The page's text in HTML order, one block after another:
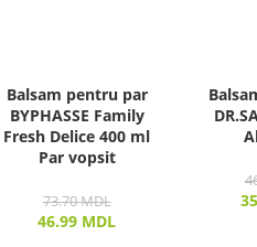
Balsam pentru par
BYPHASSE Family
Fresh Delice 400 ml
Par vopsit
73.70MDL
46.99 MDL